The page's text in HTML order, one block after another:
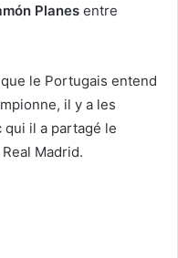
Planes entre
le Portugais entend
il y a les
qui il a partagé le
Madrid.